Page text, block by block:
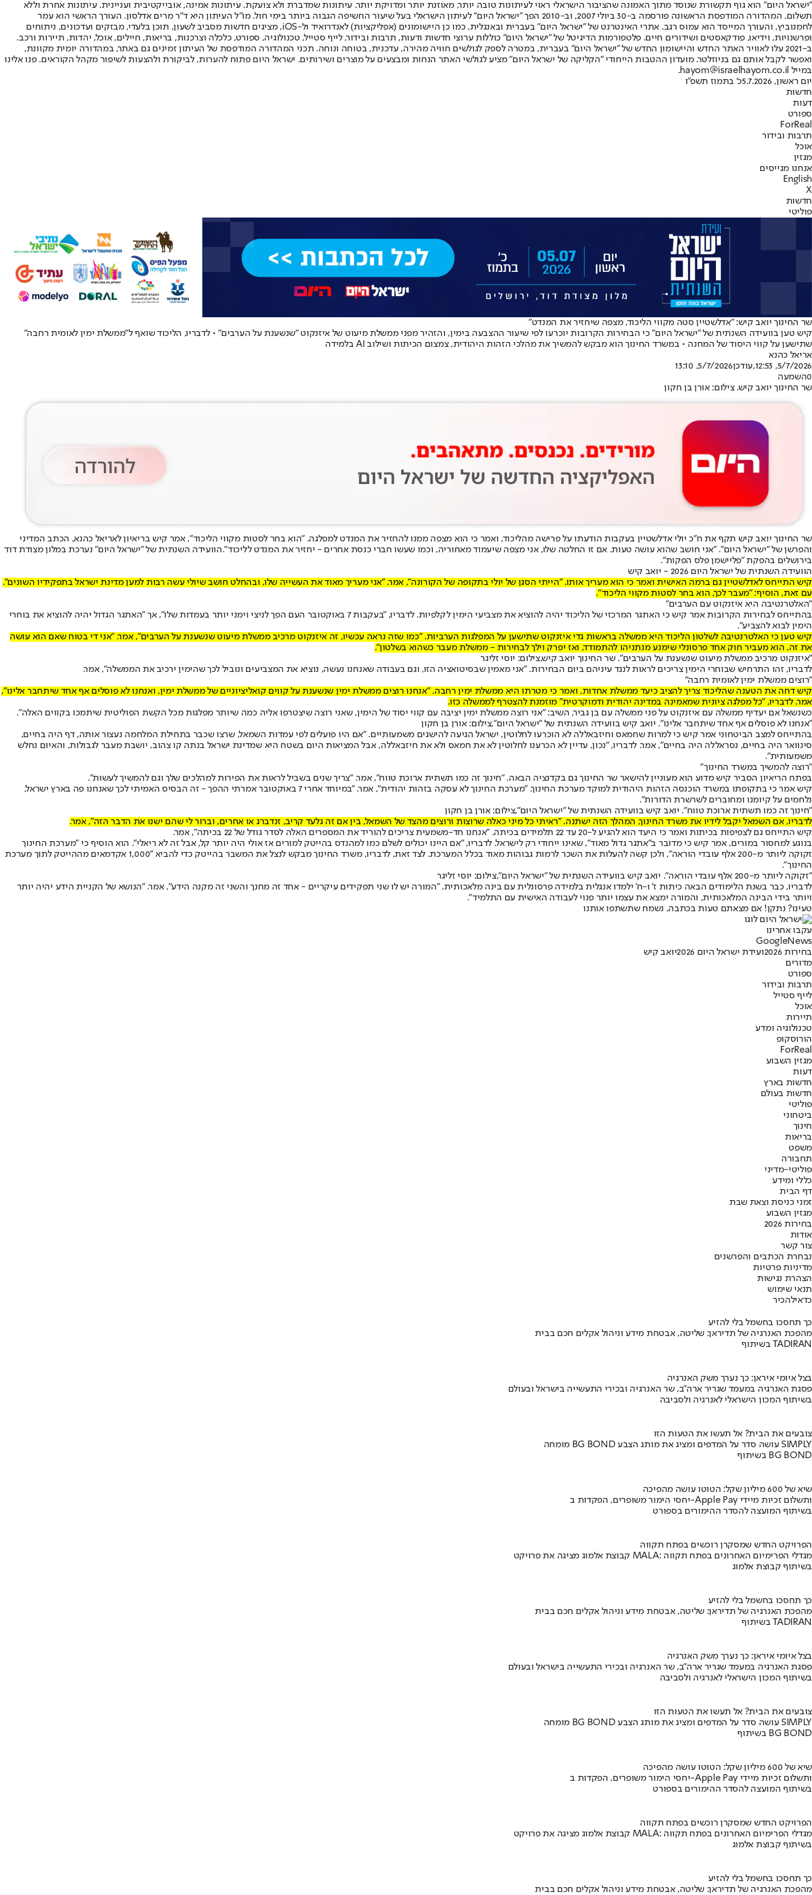
"ישראל היום" הוא גוף תקשורת שנוסד מתוך האמונה שהציבור הישראלי ראוי לעיתונות טובה יותר, מאוזנת יותר ומדויקת יותר. עיתונות שמדברת ולא צועקת. עיתונות אמינה, אובייקטיבית ועניינית. עיתונות אחרת וללא
תשלום. המהדורה המודפסת הראשונה פורסמה ב-30 ביולי 2007, וב-2010 הפך "ישראל היום" לעיתון הישראלי בעל שיעור החשיפה הגבוה ביותר בימי חול. מו"ל העיתון היא ד"ר מרים אדלסון. העורך הראשי הוא עמר
לחמנוביץ, והעורך המייסד הוא עמוס רגב. אתרי האינטרנט של "ישראל היום" בעברית ובאנגלית, כמו כן היישומונים (אפליקציות) לאנדרואיד ול-iOS, מציגים חדשות מסביב לשעון, תוכן בלעדי, מבזקים ועדכונים, ניתוחים
ופרשנויות, וידיאו, פודקאסטים ושידורים חיים. פלטפורמות הדיגיטל של "ישראל היום" כוללות ערוצי חדשות ודעות, תרבות ובידור, לייף סטייל, טכנולוגיה, ספורט, כלכלה וצרכנות, בריאות, חיילים, אוכל, יהדות, תיירות ורכב.
ב-2021 עלו לאוויר האתר החדש והיישומון החדש של "ישראל היום" בעברית, במטרה לספק לגולשים חוויה מהירה, עדכנית, בטוחה ונוחה. תכני המהדורה המודפסת של העיתון זמינים גם באתר, במהדורה יומית מקוונת,
ואפשר לקבל אותם גם בניוזלטר. מועדון ההטבות הייחודי "הקליקה של ישראל היום" מציע לגולשי האתר הנחות ומבצעים על מוצרים ושירותים. ישראל היום פתוח להערות, לביקורת ולהצעות לשיפור מקהל הקוראים. פנו אלינו
במייל hayom@israelhayom.co.il.
יום ראשון, 5.7.2026
כ' בתמוז תשפ"ו
חדשות
דעות
ספורט
ForReal
תרבות ובידור
אוכל
מגזין
אנחנו מגייסים
English
X
חדשות
פוליטי
שר החינוך יואב קיש: "אדלשטיין סטה מקווי הליכוד, מצפה שיחזיר את המנדט"
קיש טען בוועידה השנתית של "ישראל היום" כי הבחירות הקרובות יוכרעו לפי שיעור ההצבעה בימין, והזהיר מפני ממשלת מיעוט של איזנקוט "שנשענת על הערבים" • לדבריו, הליכוד שואף ל"ממשלת ימין לאומית רחבה"
שתישען על קווי היסוד של המחנה • במשרד החינוך הוא מבקש להמשיך את מהלכי הזהות היהודית, צמצום הכיתות ושילוב AI בלמידה
אריאל כהנא
5/7/2026, 12:53
,עודכן5/7/2026, 13:10
0השמעה
שר החינוך יואב קיש. צילום: אורן בן חקון
שר החינוך יואב קיש תקף את ח"כ יולי אדלשטיין בעקבות הודעתו על פרישה מהליכוד, ואמר כי הוא מצפה ממנו להחזיר את המנדט למפלגה. "הוא בחר לסטות מקווי הליכוד", אמר קיש בריאיון לאריאל כהנא, הכתב המדיני
והפרשן של "ישראל היום". "אני חושב שהוא עושה טעות. אם זו החלטה שלו, אני מצפה שיעמוד מאחוריה, וכמו שעשו חברי כנסת אחרים - יחזיר את המנדט לליכוד".הוועידה השנתית של "ישראל היום" נערכת במלון מצודת דוד
בירושלים בהפקת "פליישמן פלס הפקות".
הוועידה השנתית של ישראל היום 2026 - יואב קיש
קיש התייחס לאדלשטיין גם ברמה האישית ואמר כי הוא מעריך אותו. "הייתי הסגן של יולי בתקופה של הקורונה", אמר. "אני מעריך מאוד את העשייה שלו, ובהחלט חושב שיולי עשה רבות למען מדינת ישראל בתפקידיו השונים".
עם זאת, הוסיף: "מעבר לכך, הוא בחר לסטות מקווי הליכוד".
"האלטרנטיבה היא איזנקוט עם הערבים"
בהתייחס לבחירות הקרובות אמר קיש כי האתגר המרכזי של הליכוד יהיה להוציא את מצביעי הימין לקלפיות. לדבריו, "בעקבות 7 באוקטובר העם הפך לניצי וימני יותר בעמדות שלו", אך "האתגר הגדול יהיה להוציא את בוחרי
הימין לבוא להצביע".
קיש טען כי האלטרנטיבה לשלטון הליכוד היא ממשלה בראשות גדי איזנקוט שתישען על המפלגות הערביות. "כמו שזה נראה עכשיו, זה איזנקוט מרכיב ממשלת מיעוט שנשענת על הערבים", אמר. "אני די בטוח שאם הוא עושה
את זה, הוא מעביר חוק אחד פרסונלי שימנע מנתניהו להתמודד, ואז יפרק וילך לבחירות - ממשלת מעבר כשהוא בשלטון".
"איזנקוט מרכיב ממשלת מיעוט שנשענת על הערבים". שר החינוך יואב קיש,צילום: יוסי זליגר
לדבריו, זהו התרחיש שבוחרי הימין צריכים לראות לנגד עיניהם ביום הבחירות. "אני מאמין שבסיטואציה הזו, וגם בעבודה שאנחנו נעשה, נוציא את המצביעים ונוביל לכך שהימין ירכיב את הממשלה", אמר.
"רוצים ממשלת ימין לאומית רחבה"
קיש דחה את הטענה שהליכוד צריך להציב כיעד ממשלת אחדות, ואמר כי מטרתו היא ממשלת ימין רחבה. "אנחנו רוצים ממשלת ימין שנשענת על קווים קואליציוניים של ממשלת ימין, ואנחנו לא פוסלים אף אחד שיתחבר אלינו",
אמר. לדבריו, "כל מפלגה ציונית שמאמינה במדינה יהודית ודמוקרטית" מוזמנת להצטרף לממשלה כזו.
כשנשאל אם יעדיף ממשלה עם איזנקוט על פני ממשלה עם בן גביר, השיב: "אני רוצה ממשלת ימין יציבה עם קווי יסוד של הימין, שאני רוצה שיצטרפו אליה כמה שיותר מפלגות מכל הקשת הפוליטית שיתמכו בקווים האלה".
"אנחנו לא פוסלים אף אחד שיתחבר אלינו". יואב קיש בוועידה השנתית של "ישראל היום",צילום: אורן בן חקון
בהתייחס למצב הביטחוני אמר קיש כי למרות שחמאס וחיזבאללה לא הוכרעו לחלוטין, ישראל הגיעה להישגים משמעותיים. "אם היו פועלים לפי עמדות השמאל, שרצו שכבר בתחילת המלחמה נעצור אותה, דף היה בחיים,
סינוואר היה בחיים, נסראללה היה בחיים", אמר. לדבריו, "נכון, עדיין לא הכרענו לחלוטין לא את חמאס ולא את חיזבאללה, אבל המציאות היום בשטח היא שמדינת ישראל בנתה קו צהוב, יושבת מעבר לגבולות, והאיום נחלש
משמעותית".
"רוצה להמשיך במשרד החינוך"
בפתח הריאיון הסביר קיש מדוע הוא מעוניין להישאר שר החינוך גם בקדנציה הבאה. "חינוך זה כמו תשתית ארוכת טווח", אמר. "צריך שנים בשביל לראות את הפירות למהלכים שלך וגם להמשיך לעשות".
קיש אמר כי בתקופתו במשרד הוכנסה הזהות היהודית למוקד מערכת החינוך. "מערכת החינוך לא עסקה בזהות יהודית", אמר. "במיוחד אחרי 7 באוקטובר אמרתי ההפך - זה הבסיס האמיתי לכך שאנחנו פה בארץ ישראל,
נלחמים על קיומנו ומחוברים לשרשרת הדורות".
"חינוך זה כמו תשתית ארוכת טווח". יואב קיש בוועידה השנתית של "ישראל היום",צילום: אורן בן חקון
לדבריו, אם השמאל יקבל לידיו את משרד החינוך, המהלך הזה ישתנה. "ראיתי כל מיני כאלה שרוצות ורוצים מהצד של השמאל, בין אם זה גלעד קריב, זנדברג או אחרים, וברור לי שהם ישנו את הדבר הזה", אמר.
קיש התייחס גם לצפיפות בכיתות ואמר כי היעד הוא להגיע ל-20 עד 22 תלמידים בכיתה. "אנחנו חד-משמעית צריכים להוריד את המספרים האלה לסדר גודל של 22 בכיתה", אמר.
בנוגע למחסור במורים, אמר קיש כי מדובר ב"אתגר גדול מאוד", שאינו ייחודי רק לישראל. לדבריו, "אם היינו יכולים לשלם כמו למהנדס בהייטק למורים אז אולי היה יותר קל, אבל זה לא ריאלי". הוא הוסיף כי "מערכת החינוך
זקוקה ליותר מ-200 אלף עובדי הוראה", ולכן קשה להעלות את השכר לרמות גבוהות מאוד בכלל המערכת. לצד זאת, לדבריו, משרד החינוך מבקש לנצל את המשבר בהייטק כדי להביא "1,000 אקדמאים מההייטק לתוך מערכת
החינוך".
"זקוקה ליותר מ-200 אלף עובדי הוראה". יואב קיש בוועידה השנתית של "ישראל היום",צילום: יוסי זליגר
לדבריו, כבר בשנת הלימודים הבאה כיתות ז' ו-ח' ילמדו אנגלית בלמידה פרסונלית עם בינה מלאכותית. "המורה יש לו שני תפקידים עיקריים - אחד זה מחנך והשני זה מקנה הידע", אמר. "הנושא של הקניית הידע יהיה יותר
ויותר בידי הבינה המלאכותית, והמורה ימצא את עצמו יותר פנוי לעבודה האישית עם התלמיד".
טעינו? נתקן! אם מצאתם טעות בכתבה, נשמח שתשתפו אותנו
עקבו אחרינו
GoogleNews
בחירות 2026
ועידת ישראל היום 2026
יואב קיש
מדורים
ספורט
תרבות ובידור
לייף סטייל
אוכל
תיירות
טכנולוגיה ומדע
הורוסקופ
ForReal
מגזין השבוע
דעות
חדשות בארץ
חדשות בעולם
פוליטי
ביטחוני
חינוך
בריאות
משפט
תחבורה
פוליטי-מדיני
כללי ומידע
דף הבית
זמני כניסת וצאת שבת
מגזין השבוע
בחירות 2026
אודות
צור קשר
נבחרת הכתבים והפרשנים
מדיניות פרטיות
הצהרת נגישות
תנאי שימוש
כדאילהכיר
כך תחסכו בחשמל בלי להזיע
מהפכת האנרגיה של תדיראן: שליטה, אבטחת מידע וניהול אקלים חכם בבית
בשיתוף TADIRAN
בצל איומי איראן: כך נערך משק האנרגיה
פסגת האנרגיה במעמד שגריר ארה"ב, שר האנרגיה ובכירי התעשייה בישראל ובעולם
בשיתוף המכון הישראלי לאנרגיה ולסביבה
צובעים את הבית? אל תעשו את הטעות הזו
מומחה BG BOND עושה סדר על המדפים ומציג את מותג הצבע SIMPLY
בשיתוף BG BOND
שיא של 600 מיליון שקל: הטוטו עושה מהפיכה
יחסי הימור משופרים, הפקדות ב-Apple Pay ותשלום זכיות מיידי
בשיתוף המועצה להסדר ההימורים בספורט
הפרויקט החדש שמסקרן רוכשים בפתח תקווה
קבוצת אלמוג מציגה את פרויקט MALA: מגדלי הפרימיום האחרונים בפתח תקווה
בשיתוף קבוצת אלמוג
כך תחסכו בחשמל בלי להזיע
מהפכת האנרגיה של תדיראן: שליטה, אבטחת מידע וניהול אקלים חכם בבית
בשיתוף TADIRAN
בצל איומי איראן: כך נערך משק האנרגיה
פסגת האנרגיה במעמד שגריר ארה"ב, שר האנרגיה ובכירי התעשייה בישראל ובעולם
בשיתוף המכון הישראלי לאנרגיה ולסביבה
צובעים את הבית? אל תעשו את הטעות הזו
מומחה BG BOND עושה סדר על המדפים ומציג את מותג הצבע SIMPLY
בשיתוף BG BOND
שיא של 600 מיליון שקל: הטוטו עושה מהפיכה
יחסי הימור משופרים, הפקדות ב-Apple Pay ותשלום זכיות מיידי
בשיתוף המועצה להסדר ההימורים בספורט
הפרויקט החדש שמסקרן רוכשים בפתח תקווה
קבוצת אלמוג מציגה את פרויקט MALA: מגדלי הפרימיום האחרונים בפתח תקווה
בשיתוף קבוצת אלמוג
כך תחסכו בחשמל בלי להזיע
מהפכת האנרגיה של תדיראן: שליטה, אבטחת מידע וניהול אקלים חכם בבית